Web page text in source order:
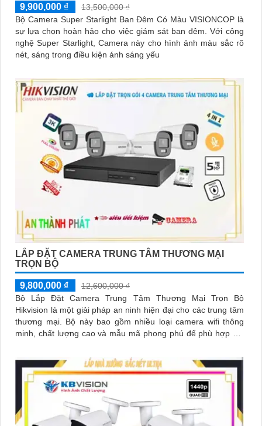
9,900,000 ₫
13,500,000 ₫
Bộ Camera Super Starlight Ban Đêm Có Màu VISIONCOP là
sự lựa chọn hoàn hảo cho việc giám sát ban đêm. Với công
nghệ Super Starlight, Camera này cho hình ảnh màu sắc rõ
nét, sáng trong điều kiện ánh sáng yếu
LẮP ĐẶT CAMERA TRUNG TÂM THƯƠNG MẠI
TRỌN BỘ
9,800,000 ₫
12,600,000 ₫
Bộ Lắp Đặt Camera Trung Tâm Thương Mại Trọn Bộ
Hikvision là một giải pháp an ninh hiện đại cho các trung tâm
thương mại. Bộ này bao gồm nhiều loại camera wifi thông
minh, chất lượng cao và mẫu mã phong phú để phù hợp với